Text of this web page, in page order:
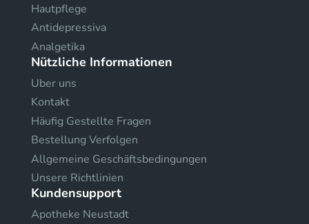
Hautpflege
Antidepressiva
Analgetika
Nützliche Informationen
Uber uns
Kontakt
Häufig Gestellte Fragen
Bestellung Verfolgen
Allgemeine Geschäftsbedingungen
Unsere Richtlinien
Kundensupport
Apotheke Neustadt